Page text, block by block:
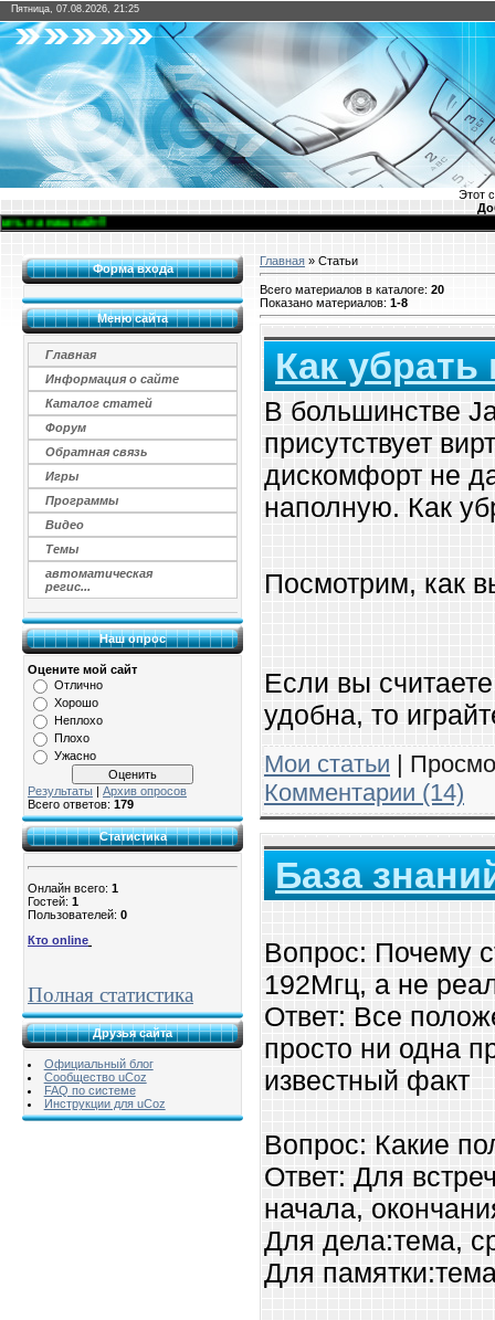
Пятница, 07.08.2026, 21:25
Этот
сайт!!
Форма входа
Меню сайта
Главная
Информация о сайте
Каталог статей
Форум
Обратная связь
Игры
Программы
Видео
Темы
автоматическая
регис...
Наш опрос
Оцените мой сайт
Отлично
Хорошо
Неплохо
Плохо
Ужасно
Результаты | Архив опросов
Всего ответов: 179
Статистика
Онлайн всего: 1
Гостей: 1
Пользователей: 0
Кто online
Полная статистика
Друзья сайта
Официальный блог
Сообщество uCoz
FAQ по системе
Инструкции для uCoz
Главная » Статьи
Всего материалов в каталоге: 20
Показано материалов: 1-8
Как убрать
В большинстве
присутствует
дискомфорт не
наполную. Как
Посмотрим, как
Если вы
удобна, то
Мои статьи |
Комментарии (14)
База
Вопрос: Почему
192Мгц, а не
Ответ: Все
просто ни одна
известный факт
Вопрос: Какие
Ответ: Для
начала,
Для дела:тема,
Для